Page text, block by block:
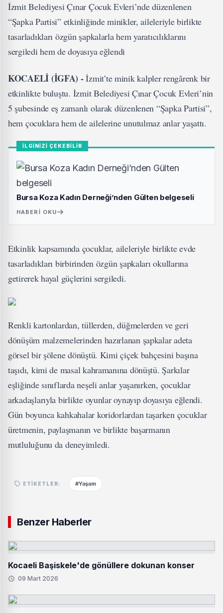
İzmit Belediyesi Çınar Çocuk Evleri’nde düzenlenen
“Şapka Partisi” etkinliğinde minikler, aileleriyle birlikte
tasarladıkları özgün şapkalarla hem yaratıcılıklarını
sergiledi hem de doyasıya eğlendi
KOCAELİ (İGFA) -İzmit’te minik kalpler rengârenk bir
etkinlikte buluştu. İzmit Belediyesi Çınar Çocuk Evleri’nin
5 şubesinde eş zamanlı olarak düzenlenen “Şapka Partisi”,
hem çocuklara hem de ailelerine unutulmaz anlar yaşattı.
İLGİNİZİ ÇEKEBİLİR
Bursa Koza Kadın Derneği’nden Gülten belgeseli
HABERI OKU
Etkinlik kapsamında çocuklar, aileleriyle birlikte evde
tasarladıkları birbirinden özgün şapkaları okullarına
getirerek hayal güçlerini sergiledi.
Renkli kartonlardan, tüllerden, düğmelerden ve geri
dönüşüm malzemelerinden hazırlanan şapkalar adeta
görsel bir şölene dönüştü. Kimi çiçek bahçesini başına
taşıdı, kimi de masal kahramanına dönüştü. Şarkılar
eşliğinde sınıflarda neşeli anlar yaşanırken, çocuklar
arkadaşlarıyla birlikte oyunlar oynayıp doyasıya eğlendi.
Gün boyunca kahkahalar koridorlardan taşarken çocuklar
üretmenin, paylaşmanın ve birlikte başarmanın
mutluluğunu da deneyimledi.
ETIKETLER: #Yaşam
Benzer Haberler
Kocaeli Başiskele'de gönüllere dokunan konser
09 Mart 2026